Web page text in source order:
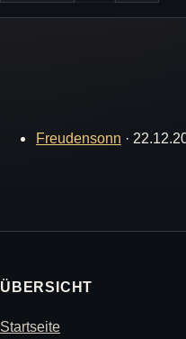
Freudensonn ·
ÜBERSICHT
Startseite